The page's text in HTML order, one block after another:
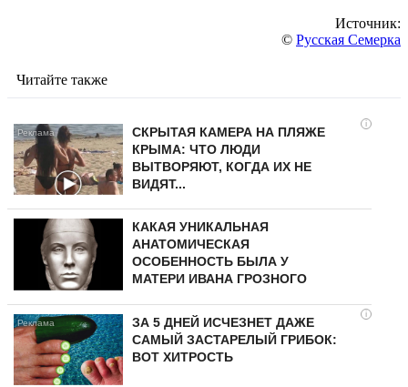
Источник:
© Русская Семерка
Читайте также
i
СКРЫТАЯ КАМЕРА НА ПЛЯЖЕ
КРЫМА: ЧТО ЛЮДИ
ВЫТВОРЯЮТ, КОГДА ИХ НЕ
ВИДЯТ...
КАКАЯ УНИКАЛЬНАЯ
АНАТОМИЧЕСКАЯ
ОСОБЕННОСТЬ БЫЛА У
МАТЕРИ ИВАНА ГРОЗНОГО
i
ЗА 5 ДНЕЙ ИСЧЕЗНЕТ ДАЖЕ
САМЫЙ ЗАСТАРЕЛЫЙ ГРИБОК:
ВОТ ХИТРОСТЬ